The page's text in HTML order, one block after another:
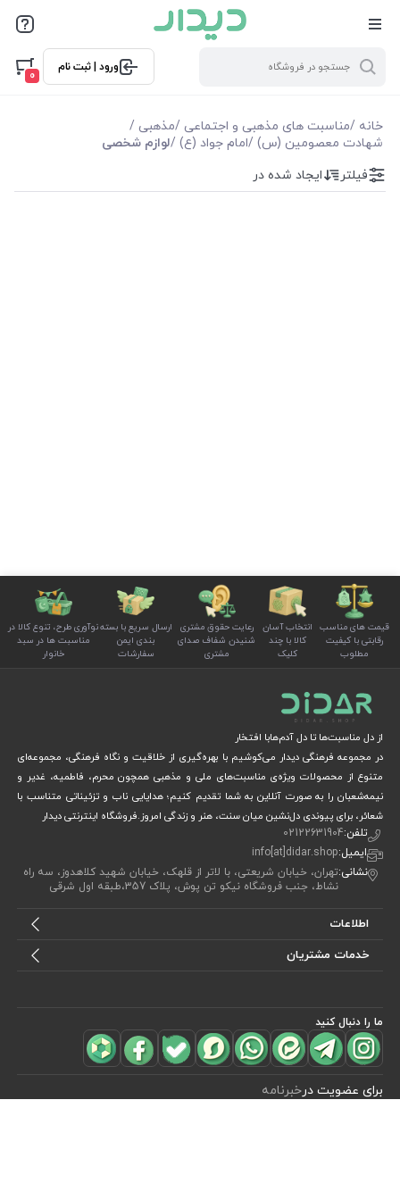
ورود | ثبت نام
0
خانه /مناسبت های مذهبی و اجتماعی /مذهبی /
شهادت معصومین (س) /امام جواد (ع) /لوازم شخصی
فیلترها
موجودی
مشاهده محصولات(0)
فیلتر ایجاد شده در
قیمت های مناسب
رقابتی با کیفیت
مطلوب
انتخاب آسان
کالا با چند
کلیک
رعایت حقوق مشتری
شنیدن شفاف صدای
مشتری
ارسال سریع با بسته
بندی ایمن
سفارشات
نوآوری طرح، تنوع کالا در
مناسبت ها در سبد
خانوار
از دل مناسبت‌ها تا دل آدم‌هابا افتخار
در مجموعه فرهنگی دیدار می‌کوشیم با بهره‌گیری از خلاقیت و نگاه فرهنگی، مجموعه‌ای
متنوع از محصولات ویژه‌ی مناسبت‌های ملی و مذهبی همچون محرم، فاطمیه، غدیر و
نیمه‌شعبان را به صورت آنلاین به شما تقدیم کنیم؛ هدایایی ناب و تزئیناتی متناسب با
شعائر، برای پیوندی دل‌نشین میان سنت، هنر و زندگی امروز.فروشگاه اینترنتی دیدار
تلفن:02122631904
ایمیل:info[at]didar.shop
نشانی:تهران، خیابان شریعتی، با لاتر از قلهک، خیابان شهید کلاهدوز، سه راه
نشاط، جنب فروشگاه نیکو تن پوش، پلاک 357،طبقه اول شرقی
اطلاعات
خدمات مشتریان
ما را دنبال کنید
برای عضویت درخبرنامه